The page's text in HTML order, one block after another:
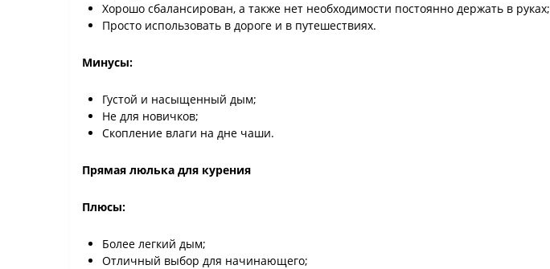
Хорошо сбалансирован, а также нет необходимости постоянно держать в руках;
Просто использовать в дороге и в путешествиях.
Минусы:
Густой и насыщенный дым;
Не для новичков;
Скопление влаги на дне чаши.
Прямая люлька для курения
Плюсы:
Более легкий дым;
Отличный выбор для начинающего;